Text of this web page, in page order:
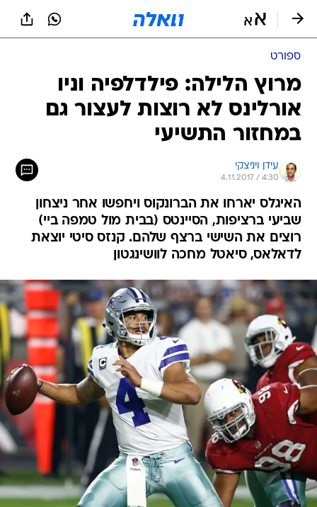
ספורט
מרוץ הלילה: פילדלפיה וניו
אורלינס לא רוצות לעצור גם
במחזור התשיעי
עידן ויניצקי
4.11.2017 / 4:30
האיגלס יארחו את הברונקוס ויחפשו אחר ניצחון
שביעי ברציפות, הסיינטס (בבית מול טמפה ביי)
רוצים את השישי ברצף שלהם. קנזס סיטי יוצאת
לדאלאס, סיאטל מחכה לוושינגטון